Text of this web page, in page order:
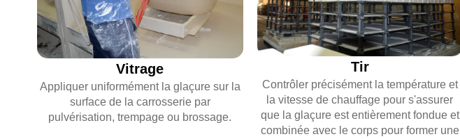
Vitrage
Appliquer uniformément la glaçure sur la
surface de la carrosserie par
pulvérisation, trempage ou brossage.
Tir
Contrôler précisément la température et
la vitesse de chauffage pour s'assurer
que la glaçure est entièrement fondue et
combinée avec le corps pour former une